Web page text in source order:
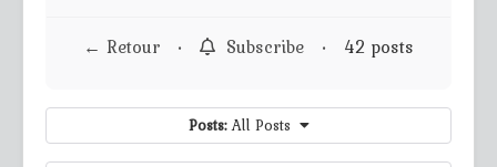
← Retour • Subscribe • 42 posts
Posts: All Posts